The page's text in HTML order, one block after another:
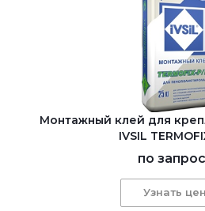
Монтажный клей для
IVSIL
по
Узнать